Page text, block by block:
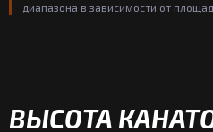
диапазона в зависимости от
ВЫСОТА